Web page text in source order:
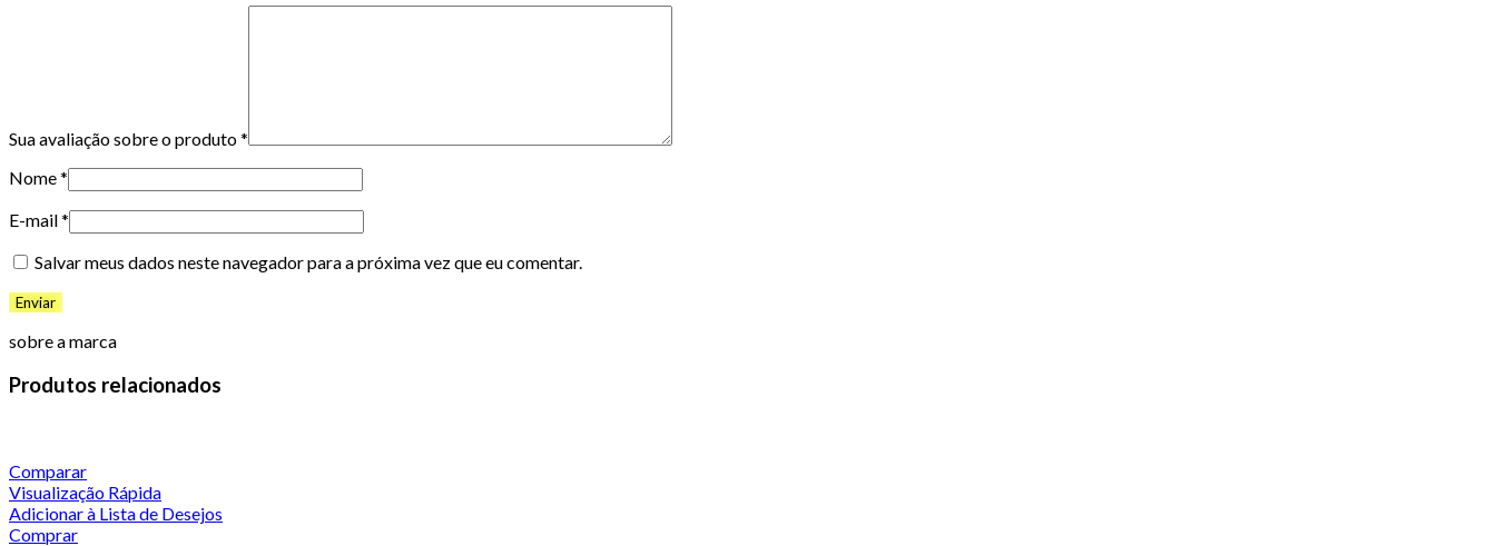
Sua avaliação sobre o produto*
Nome*
E-mail*
Salvar meus dados neste navegador para a próxima vez que eu comentar.
sobre a marca
Produtos relacionados
Comparar
Visualização Rápida
Adicionar à Lista de Desejos
Comprar